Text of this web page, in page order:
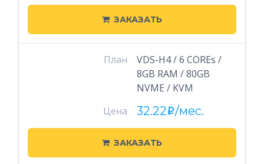
ЗАКАЗАТЬ
План
VDS-H4 / 6 COREs /
8GB RAM / 80GB
NVME / KVM
Цена
32.22i/мес.
ЗАКАЗАТЬ